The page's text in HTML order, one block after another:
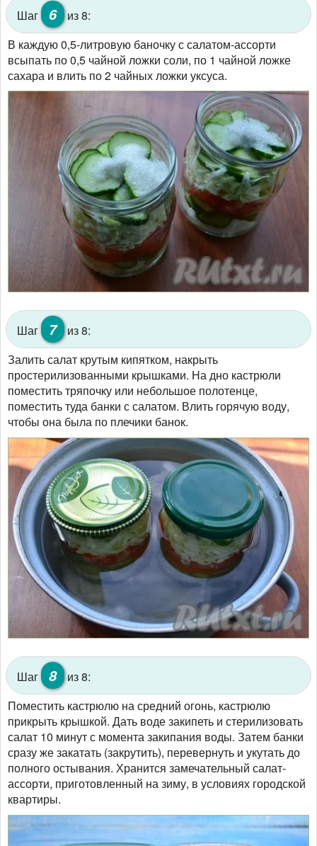
Шаг 6
из 8:
В каждую 0,5-литровую баночку с салатом-ассорти
всыпать по 0,5 чайной ложки соли, по 1 чайной ложке
сахара и влить по 2 чайных ложки уксуса.
Шаг 7
из 8:
Залить салат крутым кипятком, накрыть
простерилизованными крышками. На дно кастрюли
поместить тряпочку или небольшое полотенце,
поместить туда банки с салатом. Влить горячую воду,
чтобы она была по плечики банок.
Шаг 8
из 8:
Поместить кастрюлю на средний огонь, кастрюлю
прикрыть крышкой. Дать воде закипеть и стерилизовать
салат 10 минут с момента закипания воды. Затем банки
сразу же закатать (закрутить), перевернуть и укутать до
полного остывания. Хранится замечательный салат-
ассорти, приготовленный на зиму, в условиях городской
квартиры.